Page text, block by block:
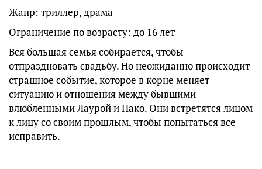
Жанр: триллер, драма
Ограничение по возрасту: до 16 лет
Вся большая семья собирается, чтобы
отпраздновать свадьбу. Но неожиданно происходит
страшное событие, которое в корне меняет
ситуацию и отношения между бывшими
влюбленными Лаурой и Пако. Они встретятся лицом
к лицу со своим прошлым, чтобы попытаться все
исправить.